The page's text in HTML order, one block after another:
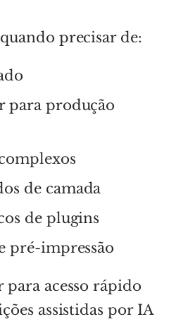
precisar de:
para produção
de camada
de plugins
pré-impressão
acesso rápido
assistidas por IA